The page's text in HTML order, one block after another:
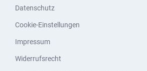
Datenschutz
Cookie-Einstellungen
Impressum
Widerrufsrecht